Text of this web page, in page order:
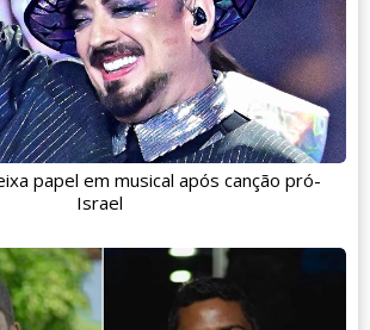
papel em musical após canção pró-
Israel